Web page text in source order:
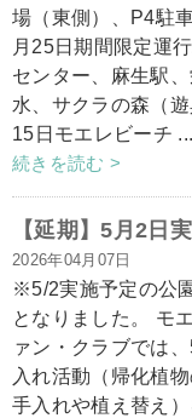
場（東側）、P4駐
月25日期間限定運
センター、麻生駅
水、サクラの森（
15日モエレビーチ ...
続きを読む >
【延期】5月2日
2026年04月07日
※5/2実施予定の公
となりました。 モ
ァン・クラブでは
入れ活動（帰化植
手入れや植え替え